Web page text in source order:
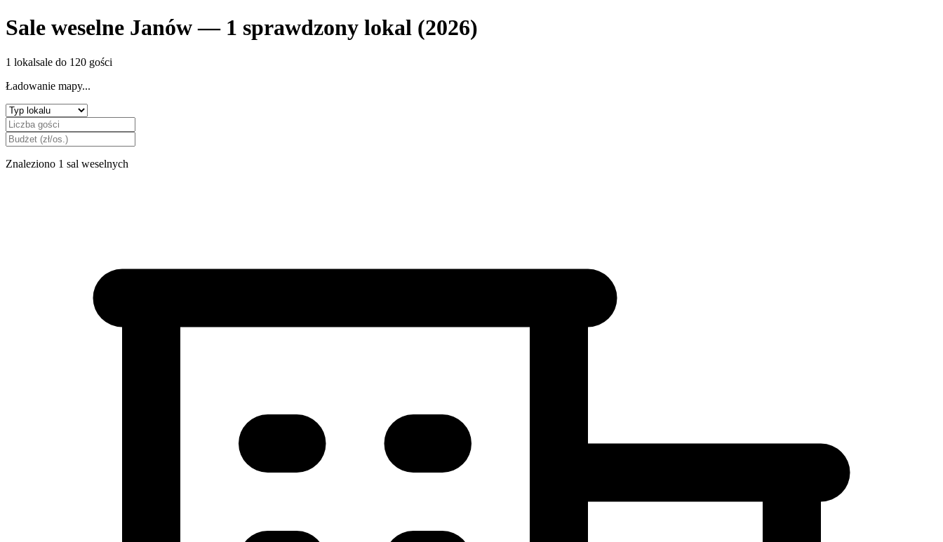
Sale weselne Janów — 1 sprawdzony lokal (2026)
1 lokalsale do 120 gości
Ładowanie mapy...
Znaleziono 1 sal weselnych